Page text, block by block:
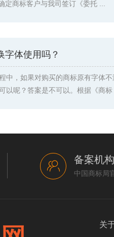
商标客户与我司签订《委托 ...
字体使用吗？
中，如果对购买的商标原有字体
以呢？答案是不可以。根据《商
备案机构
中国商标局
关